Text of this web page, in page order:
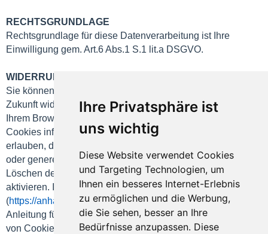
Ihre Privatsphäre ist
uns wichtig
Diese Website verwendet Cookies
und Targeting Technologien, um
Ihnen ein besseres Internet-Erlebnis
zu ermöglichen und die Werbung,
die Sie sehen, besser an Ihre
Bedürfnisse anzupassen. Diese
RECHTSGRUNDLAGE
Rechtsgrundlage für diese Datenverarbeitung ist Ihre
Einwilligung gem. Art.6 Abs.1 S.1 lit.a DSGVO.
WIDERRUF
Sie können Ihre Einwilligung jederzeit mit Wirkung für die
Zukunft widerrufen, indem Sie die Cookie-Einstellungen in
Ihrem Browser so einstellen, dass Sie über das Setzen von
Cookies informiert werden und Cookies nur im Einzelfall
erlauben, die Annahme von Cookies für bestimmte Fälle
oder generell ausschließen sowie das automatische
Löschen der Cookies beim Schließen des Browsers
aktivieren. In unseren Cookie-Richtlinien
(https://anhaengerforum.de/cookie-richtlinie/) finden Sie eine
Anleitung für die gängigsten Browser. Bei der Deaktivierung
von Cookies kann die Funktionalität dieser Website